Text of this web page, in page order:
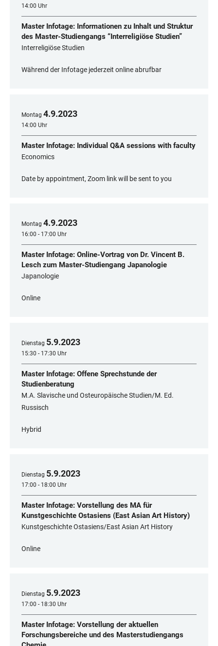
14:00 Uhr
Master Infotage: Informationen zu Inhalt und Struktur
des Master-Studiengangs “Interreligiöse Studien”
Interreligiöse Studien
Während der Infotage jederzeit online abrufbar
Montag 4.9.2023
14:00 Uhr
Master Infotage: Individual Q&A sessions with faculty
Economics
Date by appointment, Zoom link will be sent to you
Montag 4.9.2023
16:00 - 17:00 Uhr
Master Infotage: Online-Vortrag von Dr. Vincent B.
Lesch zum Master-Studiengang Japanologie
Japanologie
Online
Dienstag 5.9.2023
15:30 - 17:30 Uhr
Master Infotage: Offene Sprechstunde der
Studienberatung
M.A. Slavische und Osteuropäische Studien/M. Ed.
Russisch
Hybrid
Dienstag 5.9.2023
17:00 - 18:00 Uhr
Master Infotage: Vorstellung des MA für
Kunstgeschichte Ostasiens (East Asian Art History)
Kunstgeschichte Ostasiens/East Asian Art History
Online
Dienstag 5.9.2023
17:00 - 18:30 Uhr
Master Infotage: Vorstellung der aktuellen
Forschungsbereiche und des Masterstudiengangs